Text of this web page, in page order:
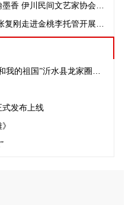
● 明理楼里讲篆隶，桃李园中翰墨香 伊川民间文艺家协会主席讲解中国书法发展史
● 名师传墨韵 妙笔育童心——张复刚走进金桃李托管开展硬笔书法公益课
● 共青团【伙伴计划】——“我和我的祖国”沂水县龙家圈街道兴龙社区开展国庆节创意作品展活动
发布上线